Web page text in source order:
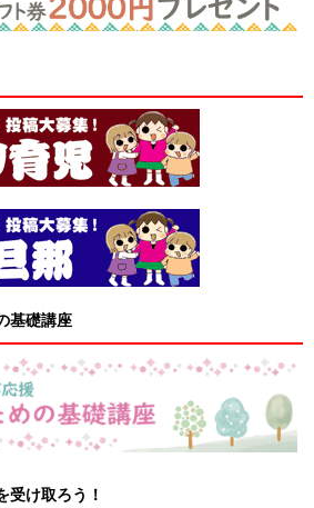
基礎講座
受け取ろう！